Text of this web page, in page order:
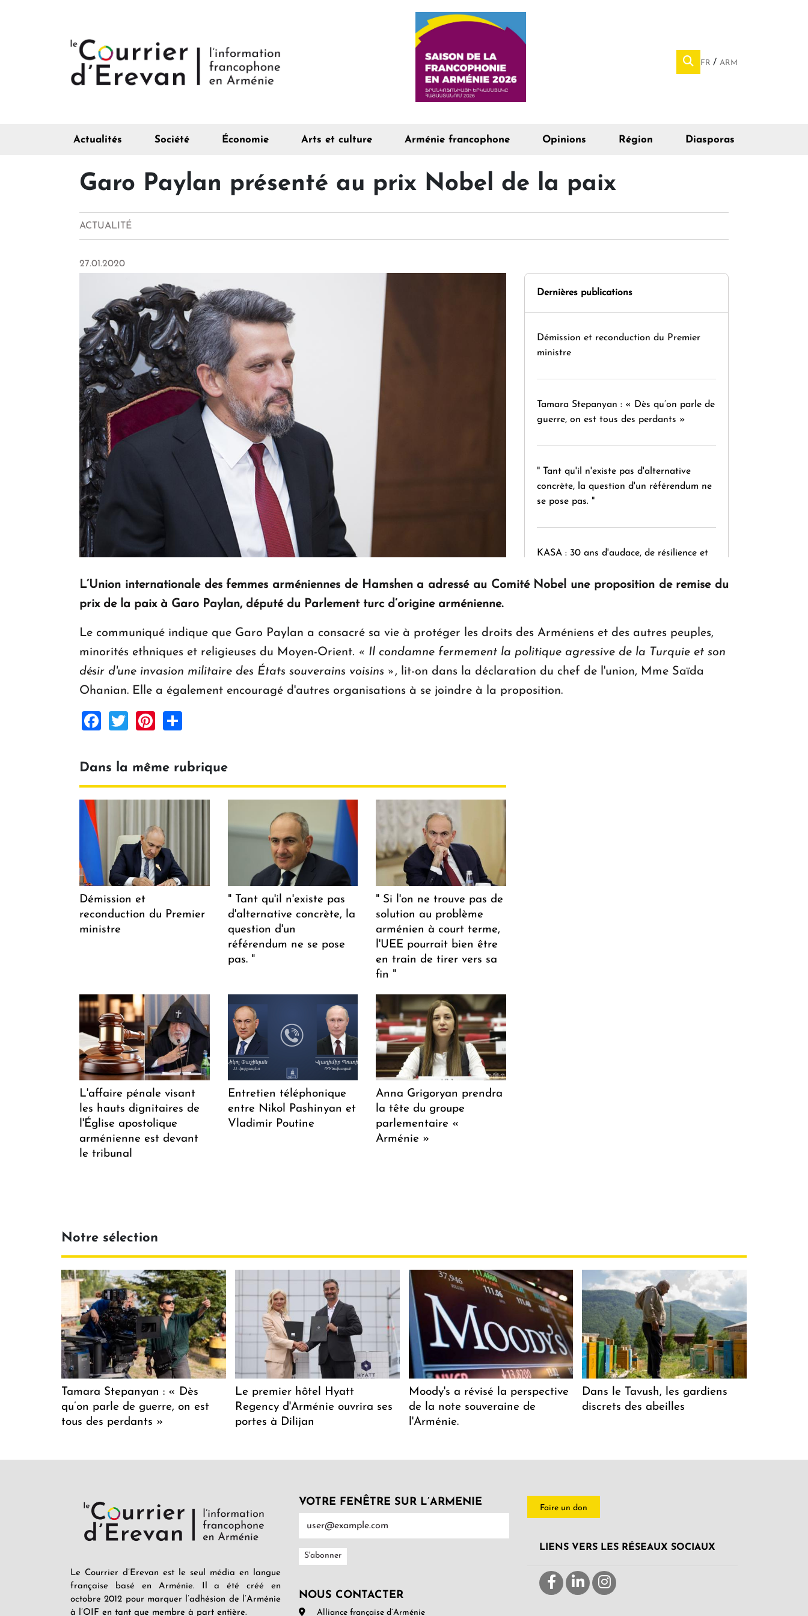
FR ARM
Actualités Société Économie Arts et culture Arménie francophone Opinions Région Diasporas
Garo Paylan présenté au prix Nobel de la paix
ACTUALITÉ
27.01.2020
Dernières publications
Démission et reconduction du Premier
ministre
Tamara Stepanyan : « Dès qu’on parle de
guerre, on est tous des perdants »
" Tant qu'il n'existe pas d'alternative
concrète, la question d'un référendum ne
se pose pas. "
KASA : 30 ans d'audace, de résilience et
d'Arménie ouvrira ses portes à Dilijan
L’Union internationale des femmes arméniennes de Hamshen a adressé au Comité Nobel une proposition de remise du
prix de la paix à Garo Paylan, député du Parlement turc d’origine arménienne.
Le communiqué indique que Garo Paylan a consacré sa vie à protéger les droits des Arméniens et des autres peuples,
minorités ethniques et religieuses du Moyen-Orient. « Il condamne fermement la politique agressive de la Turquie et son
désir d'une invasion militaire des États souverains voisins », lit-on dans la déclaration du chef de l'union, Mme Saïda
Ohanian. Elle a également encouragé d'autres organisations à se joindre à la proposition.
Facebook
TwitterPinterest
Dans la même rubrique
Démission et
reconduction du Premier
ministre
" Tant qu'il n'existe pas
d'alternative concrète, la
question d'un
référendum ne se pose
pas. "
" Si l'on ne trouve pas de
solution au problème
arménien à court terme,
l'UEE pourrait bien être
en train de tirer vers sa
fin "
L'affaire pénale visant
les hauts dignitaires de
l'Église apostolique
arménienne est devant
le tribunal
Entretien téléphonique
entre Nikol Pashinyan et
Vladimir Poutine
Anna Grigoryan prendra
la tête du groupe
parlementaire «
Arménie »
Notre sélection
Tamara Stepanyan : « Dès
qu’on parle de guerre, on est
tous des perdants »
Le premier hôtel Hyatt
Regency d'Arménie ouvrira ses
portes à Dilijan
Moody's a révisé la perspective
de la note souveraine de
l'Arménie.
Dans le Tavush, les gardiens
discrets des abeilles
Le Courrier d’Erevan est le seul média en langue
française basé en Arménie. Il a été créé en
octobre 2012 pour marquer l’adhésion de l’Arménie
à l’OIF en tant que membre à part entière.
VOTRE FENÊTRE SUR L’ARMENIE
NOUS CONTACTER
Alliance française d’Arménie
Faire un don
LIENS VERS LES RÉSEAUX SOCIAUX